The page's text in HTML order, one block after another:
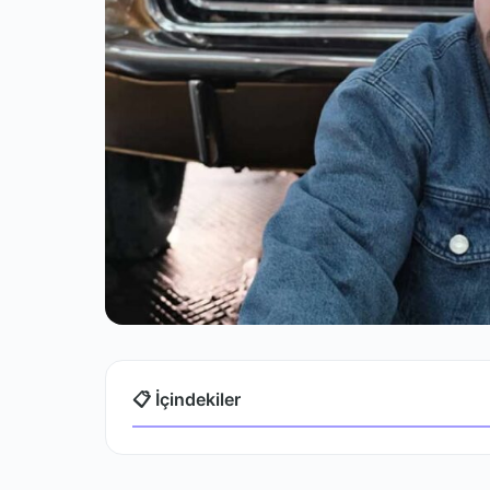
📋 İçindekiler